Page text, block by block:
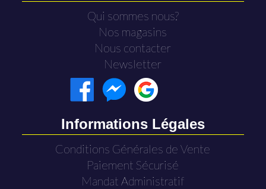
Qui sommes nous?
Nos magasins
Nous contacter
Newsletter
Informations Légales
Conditions Générales de Vente
Paiement Sécurisé
Mandat Administratif